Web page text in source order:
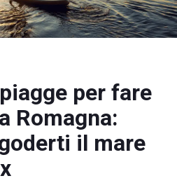
per fare
Romagna:
il mare